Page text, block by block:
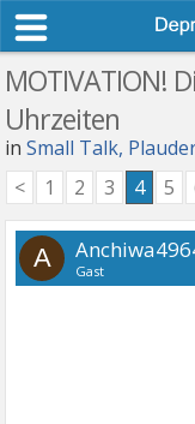
MOTIVATION!
Uhrzeiten
inSmall Talk,
< 1 2 3 4 5
A Gast